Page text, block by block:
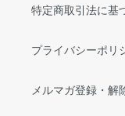
特定商取引法に基
プライバシーポリ
メルマガ登録・解